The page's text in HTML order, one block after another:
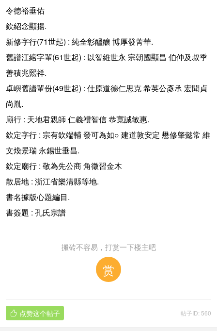
令德裕垂佑
欽紹念顯揚.
新修字行(71世起) : 純全彰醞釀 博厚發菁華.
舊譜江綰字輩(61世起) : 以智維世永 宗朝國顯昌 伯仲及叔季
善積兆熙祥.
卓嶼舊譜輩份(49世起) : 仕原道德仁思克 希英公彥承 宏聞貞
尚胤.
廟行 : 天地君親師 仁義禮智信 恭寬誠敏惠.
欽定字行 : 宗有欽端輔 發可為如○ 建道敦安定 懋修肇懿常 維
文煥景瑞 永錫世垂昌.
欽定廟行 : 敬為先公商 角徵習金木
散居地 : 浙江省樂清縣等地.
書名據版心題編目 .
書簽題 : 孔氏宗譜
搬砖不容易，打赏一下楼主吧
赏
帖子ID: 560
 点赞这个帖子